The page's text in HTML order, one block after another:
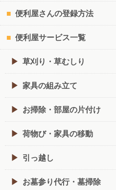
便利屋さんの登録方法
便利屋サービス一覧
草刈り・草むしり
家具の組み立て
お掃除・部屋の片付け
荷物び・家具の移動
引っ越し
お墓参り代行・墓掃除